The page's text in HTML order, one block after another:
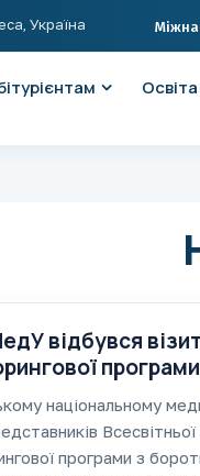
Україна
Освіта
відбувся
національному
програми з